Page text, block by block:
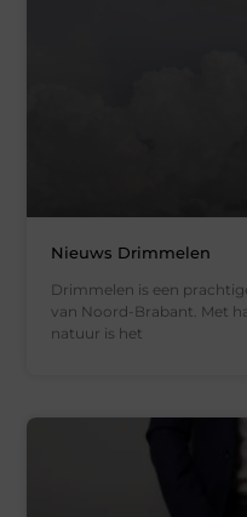
Nieuws Drimmelen
Drimmelen is een
van Noord-Brabant. Met
natuur is het